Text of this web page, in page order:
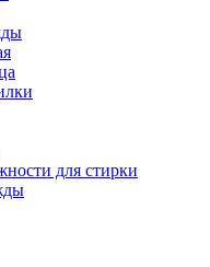
для стирки